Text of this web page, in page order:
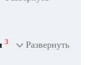
3 Развернуть